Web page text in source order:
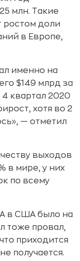
млн. Такие
ростом доли
в Европе,
именно на
$149 млрд за
4 квартал 2020
хотя во 2
— отметил
выходов
в мире, у них
по всему
в США было на
тоже провал,
приходится
получается.